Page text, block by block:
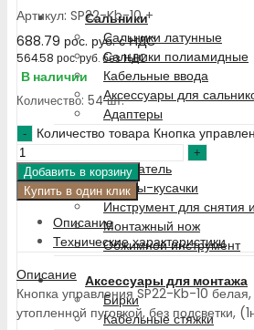
Сальники
Сальники латунные
Сальники полиамидные
Кабельные ввода
Аксессуары для
Адаптеры
Отсекатель
Щипцы-кусачки
Инструмент для снятия
Монтажный нож
Обжимной инструмент
Аксессуары для монтажа
Бирки
Кабельные стяжки
Артикул: SP22-Kb-10 +
688.79 рос. руб.с НДС
564.58 рос. руб.без НДС
В наличии
Количество: 54 шт.
Количество товара Кнопка
Добавить в корзину
Купить в один клик
Описание
Технические характеристики
Описание
Кнопка управления SP22-Kb-10
утопленной пуговкой, без подсветки,